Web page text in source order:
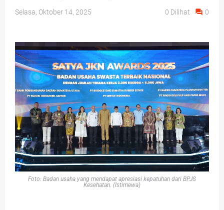
Selasa, Oktober 14, 2025 0 Dilihat 0
Foto: Badan usaha yang mendapat apresiasi kepatuhan dari BPJS
Kesehatan. (Istimewa)